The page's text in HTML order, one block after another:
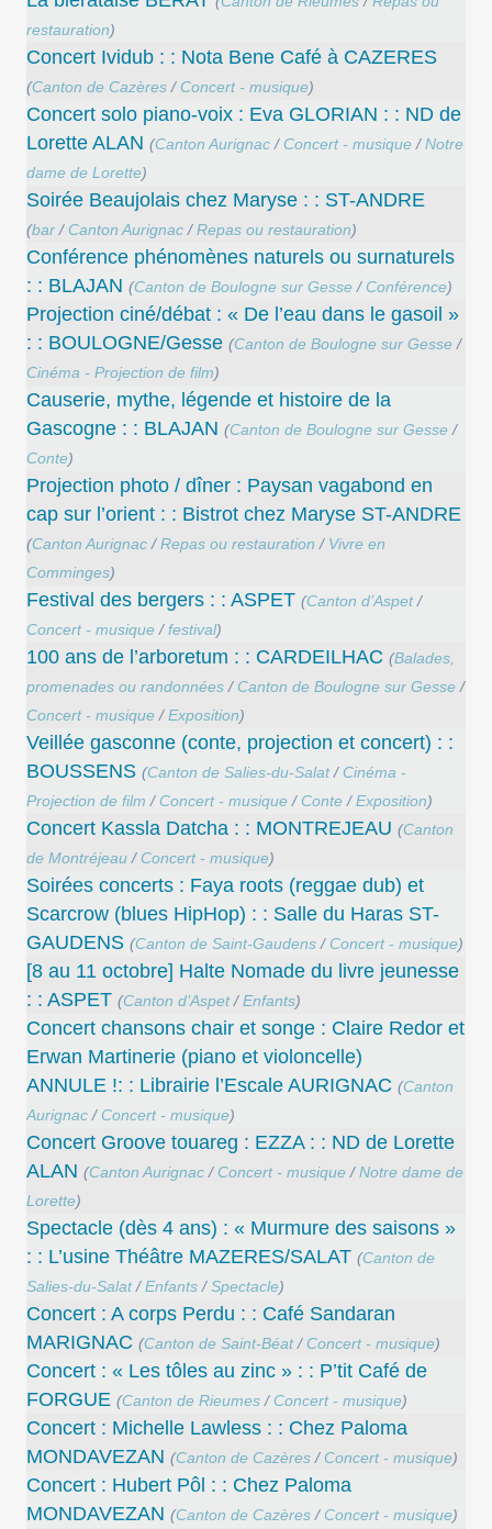
restauration)
Concert Ividub : : Nota Bene Café à CAZERES
(Canton de Cazères / Concert - musique)
Concert solo piano-voix : Eva GLORIAN : : ND de
Lorette ALAN (Canton Aurignac / Concert - musique /Notre
dame de Lorette)
Soirée Beaujolais chez Maryse : : ST-ANDRE
(bar / Canton Aurignac /Repas ou restauration)
Conférence phénomènes naturels ou surnaturels
: : BLAJAN (Canton de Boulogne sur Gesse / Conférence)
Projection ciné/débat : « De l’eau dans le gasoil »
: : BOULOGNE/Gesse (Canton de Boulogne sur Gesse /
Cinéma - Projection de film)
Causerie, mythe, légende et histoire de la
Gascogne : : BLAJAN (Canton de Boulogne sur Gesse /
Conte)
Projection photo / dîner : Paysan vagabond en
cap sur l’orient : : Bistrot chez Maryse ST-ANDRE
(Canton Aurignac /Repas ou restauration / Vivre en
Comminges)
Festival des bergers : : ASPET (Canton d’Aspet/
Concert - musique /festival)
100 ans de l’arboretum : : CARDEILHAC (Balades,
promenades ou randonnées / Canton de Boulogne sur Gesse /
Concert - musique /Exposition)
Veillée gasconne (conte, projection et concert) : :
BOUSSENS (Canton de Salies-du-Salat/ Cinéma -
Projection de film / Concert - musique / Conte /Exposition)
Concert Kassla Datcha : : MONTREJEAU (Canton
de Montréjeau / Concert - musique)
Soirées concerts : Faya roots (reggae dub) et
Scarcrow (blues HipHop) : : Salle du Haras ST-
GAUDENS (Canton de Saint-Gaudens / Concert - musique)
[8 au 11 octobre] Halte Nomade du livre jeunesse
: : ASPET (Canton d’Aspet/Enfants)
Concert chansons chair et songe : Claire Redor et
Erwan Martinerie (piano et violoncelle)
ANNULE !: : Librairie l’Escale AURIGNAC (Canton
Aurignac / Concert - musique)
Concert Groove touareg : EZZA : : ND de Lorette
ALAN (Canton Aurignac / Concert - musique /Notre dame de
Lorette)
Spectacle (dès 4 ans) : « Murmure des saisons »
: : L’usine Théâtre MAZERES/SALAT (Canton de
Salies-du-Salat/Enfants /Spectacle)
Concert : A corps Perdu : : Café Sandaran
MARIGNAC (Canton de Saint-Béat/ Concert - musique)
Concert : « Les tôles au zinc » : : P’tit Café de
FORGUE (Canton de Rieumes / Concert - musique)
Concert : Michelle Lawless : : Chez Paloma
MONDAVEZAN (Canton de Cazères / Concert - musique)
Concert : Hubert Pôl : : Chez Paloma
MONDAVEZAN (Canton de Cazères / Concert - musique)